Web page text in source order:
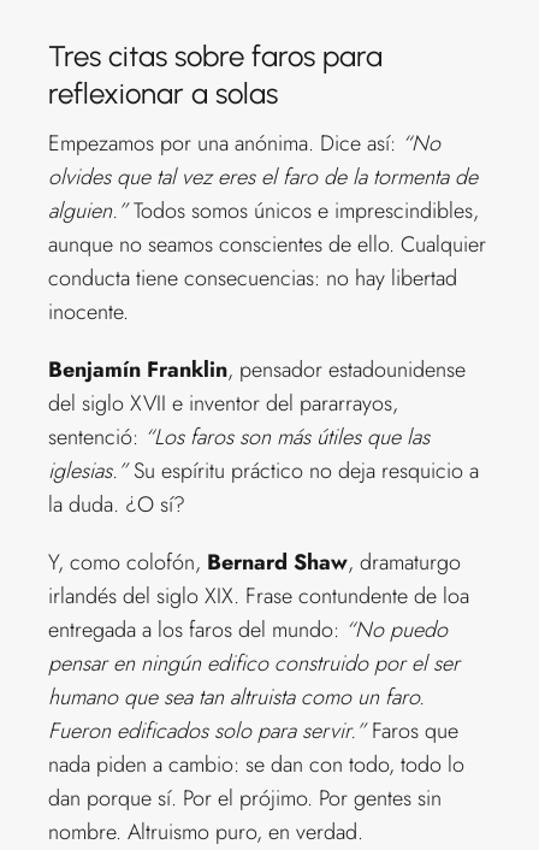
Tres citas sobre faros para
reflexionar a solas
Empezamos por una anónima. Dice así: “No
olvides que tal vez eres el faro de la tormenta de
alguien.”Todos somos únicos e imprescindibles,
aunque no seamos conscientes de ello. Cualquier
conducta tiene consecuencias: no hay libertad
inocente.
Benjamín Franklin, pensador estadounidense
del siglo XVII e inventor del pararrayos,
sentenció: “Los faros son más útiles que las
iglesias.”Su espíritu práctico no deja resquicio a
la duda. ¿O sí?
Y, como colofón, Bernard Shaw, dramaturgo
irlandés del siglo XIX. Frase contundente de loa
entregada a los faros del mundo: “No puedo
pensar en ningún edifico construido por el ser
humano que sea tan altruista como un faro.
Fueron edificados solo para servir.”Faros que
nada piden a cambio: se dan con todo, todo lo
dan porque sí. Por el prójimo. Por gentes sin
nombre. Altruismo puro, en verdad.